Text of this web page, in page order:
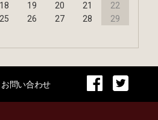
18 19 20 21
22
25 26 27 28
29
お問い合わせ